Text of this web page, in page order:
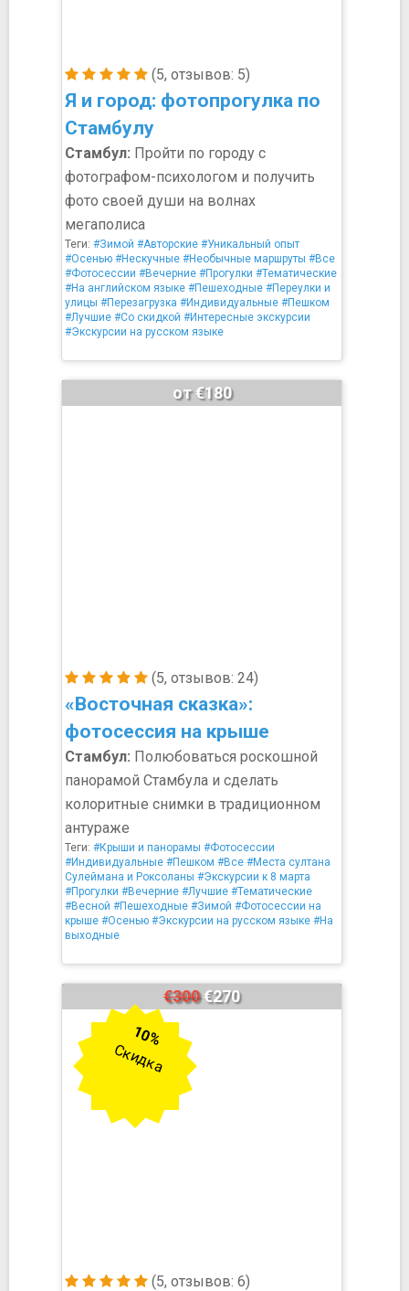
(5, отзывов: 5)
Я и город: фотопрогулка по
Стамбулу
Стамбул: Пройти по городу с
фотографом-психологом и получить
фото своей души на волнах
мегаполиса
Теги: #Зимой #Авторские #Уникальный опыт
#Осенью #Нескучные #Необычные маршруты #Все
#Фотосессии #Вечерние #Прогулки #Тематические
#На английском языке #Пешеходные #Переулки и
улицы #Перезагрузка #Индивидуальные #Пешком
#Лучшие #Со скидкой #Интересные экскурсии
#Экскурсии на русском языке
(5, отзывов: 24)
«Восточная сказка»:
фотосессия на крыше
от €180
Стамбул: Полюбоваться роскошной
панорамой Стамбула и сделать
колоритные снимки в традиционном
антураже
Теги: #Крыши и панорамы #Фотосессии
#Индивидуальные #Пешком #Все #Места султана
Сулеймана и Роксоланы #Экскурсии к 8 марта
#Прогулки #Вечерние #Лучшие #Тематические
#Весной #Пешеходные #Зимой #Фотосессии на
крыше #Осенью #Экскурсии на русском языке #На
выходные
(5, отзывов: 6)
€300€270
10%
Скидка